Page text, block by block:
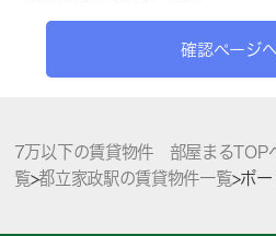
確認ページ
7万以下の賃貸物件 部屋まるTOP
覧>都立家政駅の賃貸物件一覧>ポ